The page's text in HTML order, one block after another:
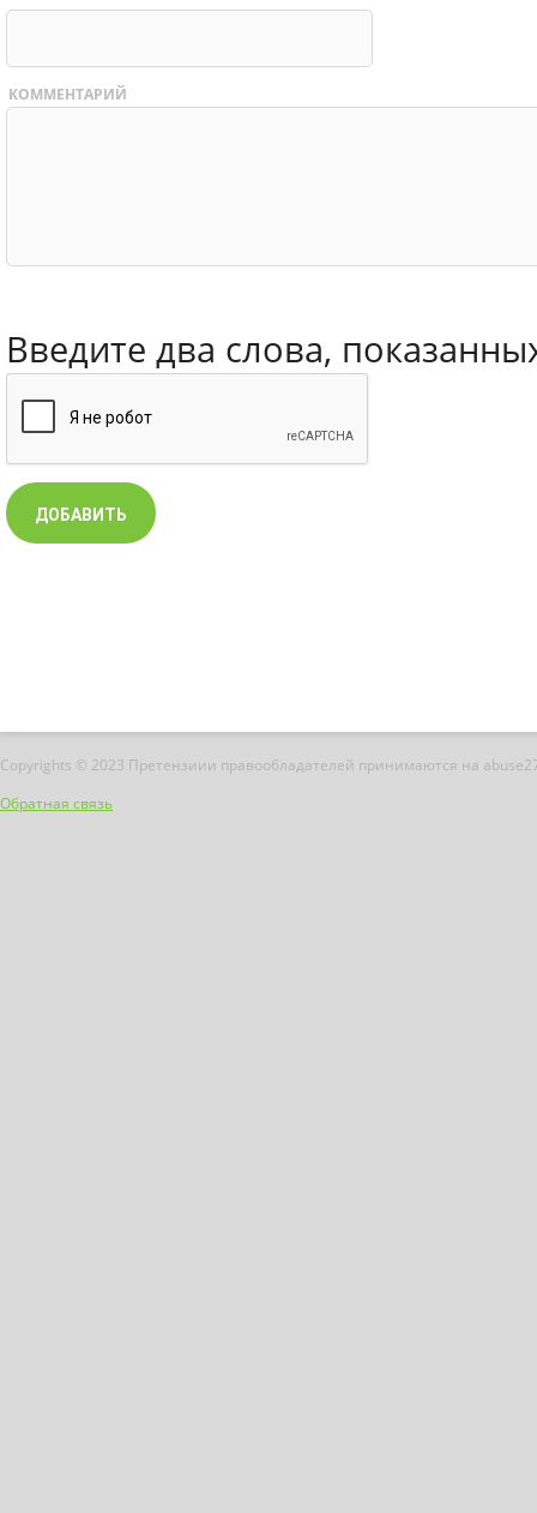
КОММЕНТАРИЙ
Введите два слова,
Copyrights © 2023 Претензиии правообладателей принимаются на
Обратная связь